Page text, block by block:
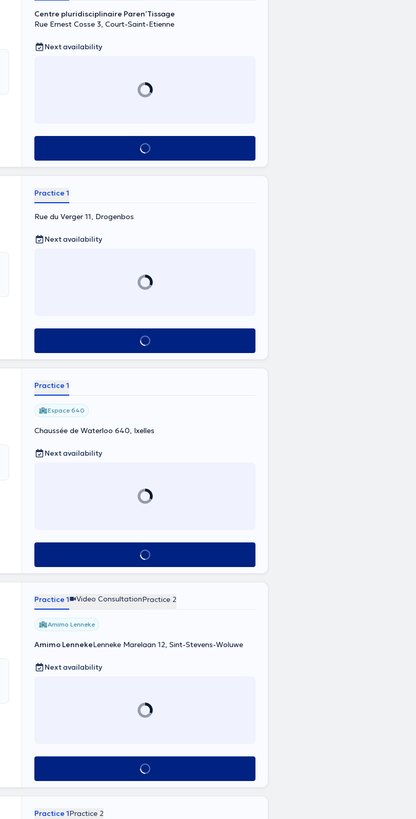
Centre pluridisciplinaire Paren’Tissage
Rue Ernest Cosse 3, Court-Saint-Etienne
Next availability
See all
Practice 1
Rue du Verger 11, Drogenbos
Next availability
See all
Practice 1
Espace 640
Chaussée de Waterloo 640, Ixelles
Next availability
See all
Practice 1 Video ConsultationPractice 2
Amimo Lenneke
Amimo LennekeLenneke Marelaan 12, Sint-Stevens-Woluwe
Next availability
See all
Practice 1Practice 2